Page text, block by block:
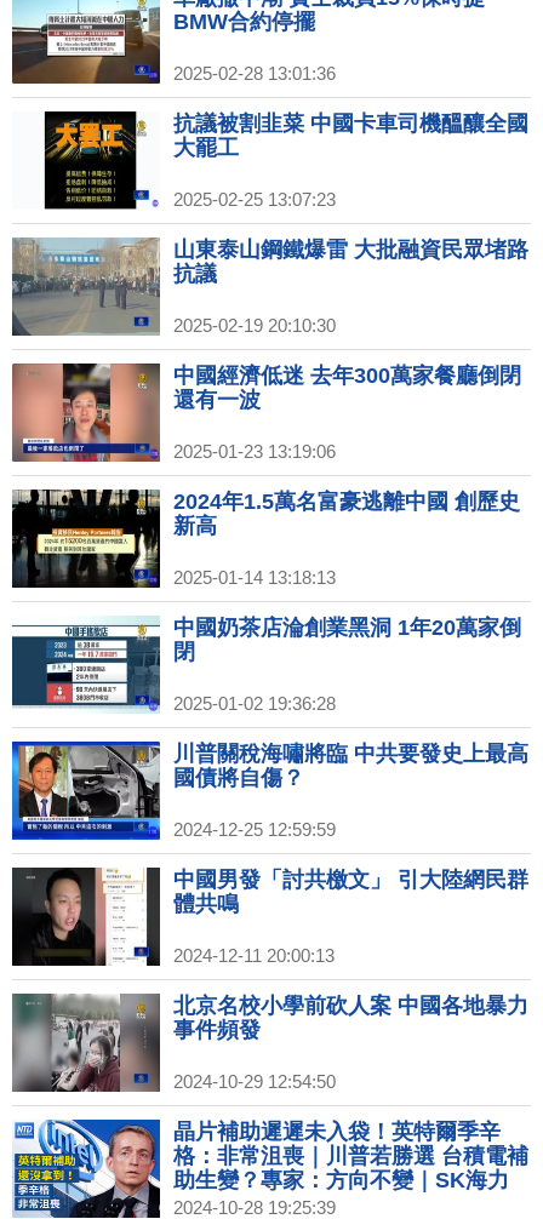
BMW合約停擺
2025-02-28 13:01:36
抗議被割韭菜 中國卡車司機醞釀全國
大罷工
2025-02-25 13:07:23
山東泰山鋼鐵爆雷 大批融資民眾堵路
抗議
2025-02-19 20:10:30
中國經濟低迷 去年300萬家餐廳倒閉
還有一波
2025-01-23 13:19:06
2024年1.5萬名富豪逃離中國 創歷史
新高
2025-01-14 13:18:13
中國奶茶店淪創業黑洞 1年20萬家倒
閉
2025-01-02 19:36:28
川普關稅海嘯將臨 中共要發史上最高
國債將自傷？
2024-12-25 12:59:59
中國男發「討共檄文」 引大陸網民群
體共鳴
2024-12-11 20:00:13
北京名校小學前砍人案 中國各地暴力
事件頻發
2024-10-29 12:54:50
晶片補助遲遲未入袋！英特爾季辛
格：非常沮喪｜川普若勝選 台積電補
助生變？專家：方向不變｜SK海力
士、三星市值差距 創逾13年最小｜專
2024-10-28 19:25:39